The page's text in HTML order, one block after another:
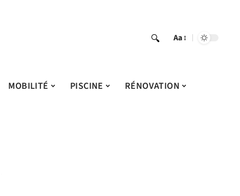
Aa
MOBILITÉ PISCINE RÉNOVATION